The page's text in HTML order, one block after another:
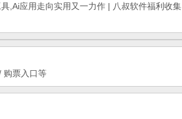
,Ai应用走向实用又一力作 | 八叔软件福利收集
购票入口等